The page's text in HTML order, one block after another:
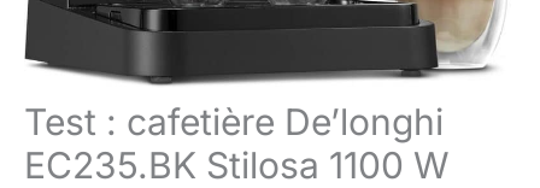
Test : cafetière De’longhi
EC235.BK Stilosa 1100 W